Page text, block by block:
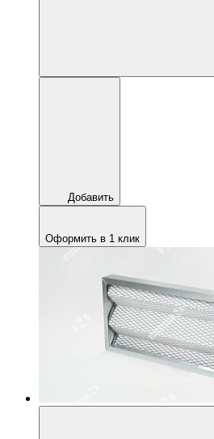
Добавить
Оформить в 1 клик